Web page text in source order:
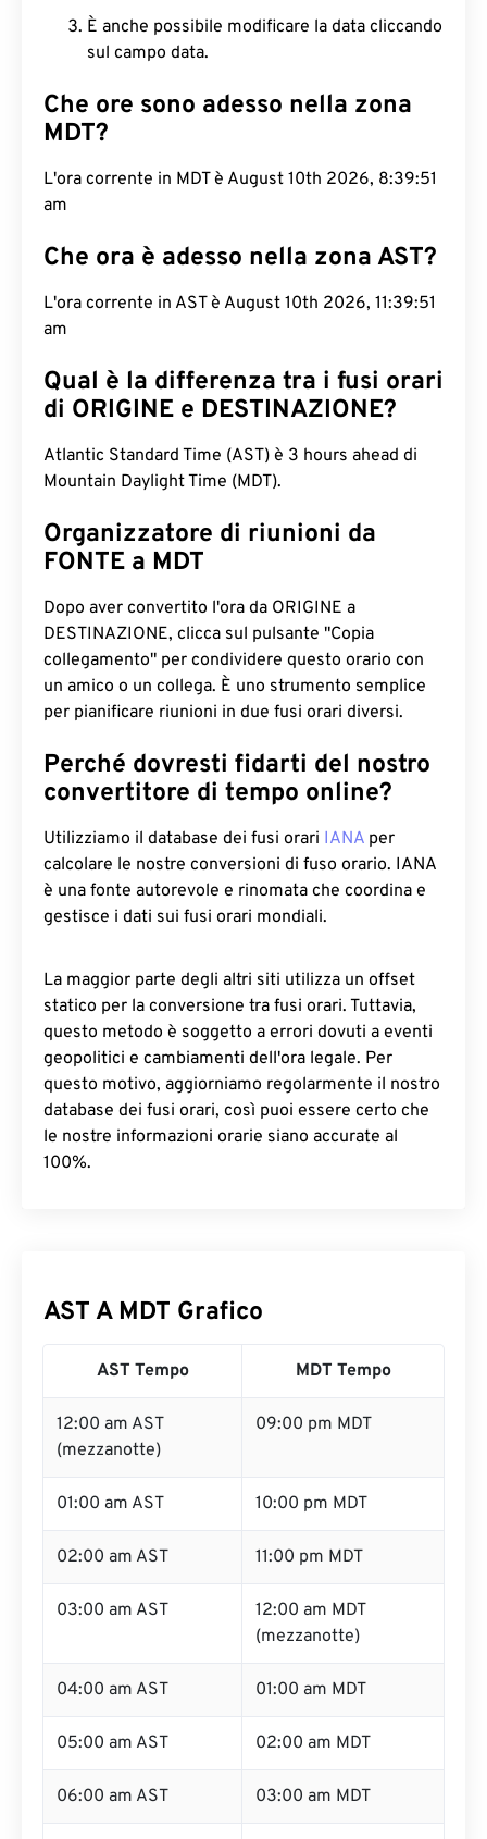
È anche possibile modificare la data cliccando
sul campo data.
Che ore sono adesso nella zona
MDT?
L'ora corrente in MDT è August 10th 2026, 8:39:52
am
Che ora è adesso nella zona AST?
L'ora corrente in AST è August 10th 2026, 11:39:52
am
Qual è la differenza tra i fusi orari
di ORIGINE e DESTINAZIONE?
Atlantic Standard Time (AST) è 3 hours ahead di
Mountain Daylight Time (MDT).
Organizzatore di riunioni da
FONTE a MDT
Dopo aver convertito l'ora da ORIGINE a
DESTINAZIONE, clicca sul pulsante "Copia
collegamento" per condividere questo orario con
un amico o un collega. È uno strumento semplice
per pianificare riunioni in due fusi orari diversi.
Perché dovresti fidarti del nostro
convertitore di tempo online?
Utilizziamo il database dei fusi orari IANA per
calcolare le nostre conversioni di fuso orario. IANA
è una fonte autorevole e rinomata che coordina e
gestisce i dati sui fusi orari mondiali.
La maggior parte degli altri siti utilizza un offset
statico per la conversione tra fusi orari. Tuttavia,
questo metodo è soggetto a errori dovuti a eventi
geopolitici e cambiamenti dell'ora legale. Per
questo motivo, aggiorniamo regolarmente il nostro
database dei fusi orari, così puoi essere certo che
le nostre informazioni orarie siano accurate al
100%.
AST A MDT Grafico
AST Tempo MDT Tempo
12:00 am AST
(mezzanotte)
09:00 pm MDT
01:00 am AST 10:00 pm MDT
02:00 am AST 11:00 pm MDT
03:00 am AST
12:00 am MDT
(mezzanotte)
04:00 am AST 01:00 am MDT
05:00 am AST 02:00 am MDT
06:00 am AST 03:00 am MDT